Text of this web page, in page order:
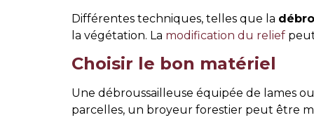
Différentes techniques, telles que la
la végétation. La modification du relief
Choisir le bon matériel
Une débroussailleuse équipée de lames
parcelles, un broyeur forestier peut être